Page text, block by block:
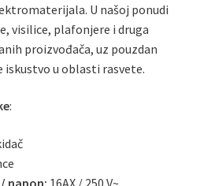
U našoj ponudi
visilice, plafonjere i druga
proizvođača, uz pouzdan
u oblasti rasvete.
:
napon: 16AX / 250 V~